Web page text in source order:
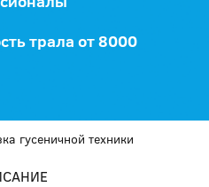
трала от 8000
гусеничной техники